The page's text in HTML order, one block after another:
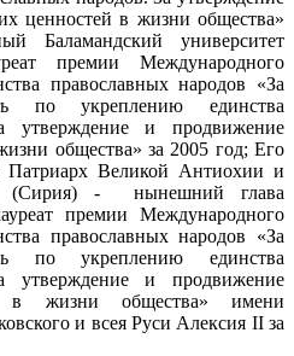
ценностей в жизни общества»
Баламандский университет
премии Международного
православных народов «За
по укреплению единства
утверждение и продвижение
общества» за 2005 год; Его
Патриарх Великой Антиохии и
(Сирия) - нынешний глава
премии Международного
православных народов «За
по укреплению единства
утверждение и продвижение
в жизни общества» имени
и всея Руси Алексия II за